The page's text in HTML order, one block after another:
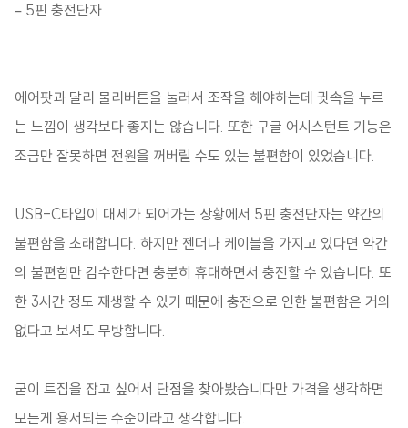
– 5핀 충전단자
에어팟과 달리 물리버튼을 눌러서 조작을 해야하는데 귓속을 누르
는 느낌이 생각보다 좋지는 않습니다. 또한 구글 어시스턴트 기능은
조금만 잘못하면 전원을 꺼버릴 수도 있는 불편함이 있었습니다.
USB-C타입이 대세가 되어가는 상황에서 5핀 충전단자는 약간의
불편함을 초래합니다. 하지만 젠더나 케이블을 가지고 있다면 약간
의 불편함만 감수한다면 충분히 휴대하면서 충전할 수 있습니다. 또
한 3시간 정도 재생할 수 있기 때문에 충전으로 인한 불편함은 거의
없다고 보셔도 무방합니다.
굳이 트집을 잡고 싶어서 단점을 찾아봤습니다만 가격을 생각하면
모든게 용서되는 수준이라고 생각합니다.